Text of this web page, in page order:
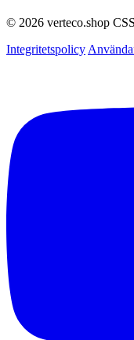
© 2026 verteco.shop
Integritetspolicy